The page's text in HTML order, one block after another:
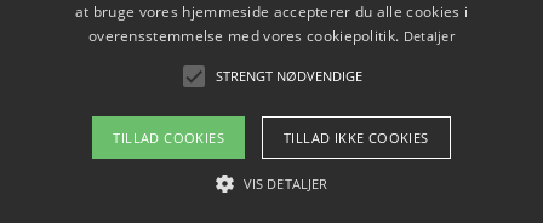
Hold et møde med en WordPress ekspert og vælg den
mest professionelle til at vedligeholde din løsning
Copyright 2026 - Pilanto Aps
Om / kontakt
at bruge vores hjemmeside accepterer du alle cookies i
overensstemmelse med vores cookiepolitik. Detaljer
STRENGT NØDVENDIGE
TILLAD COOKIES TILLAD IKKE COOKIES
VIS DETALJER